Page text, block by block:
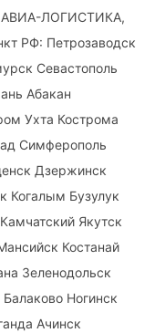
АВИА-ЛОГИСТИКА,
РФ: Петрозаводск
Севастополь
Абакан
Ухта Кострома
Симферополь
Дзержинск
Когалым Бузулук
Якутск
Костанай
Зеленодольск
Ногинск
Ачинск